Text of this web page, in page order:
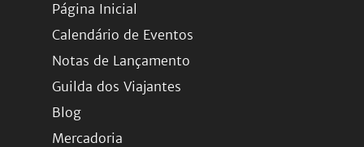
Página Inicial
Calendário de Eventos
Notas de Lançamento
Guilda dos Viajantes
Blog
Mercadoria